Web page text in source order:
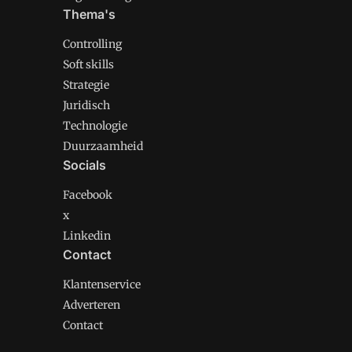
Thema's
Controlling
Soft skills
Strategie
Juridisch
Technologie
Duurzaamheid
Socials
Facebook
x
Linkedin
Contact
Klantenservice
Adverteren
Contact